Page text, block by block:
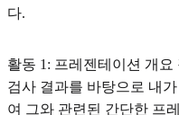
다.
활동 1: 프레젠테이션 개요
검사 결과를 바탕으로 내
여 그와 관련된 간단한 프